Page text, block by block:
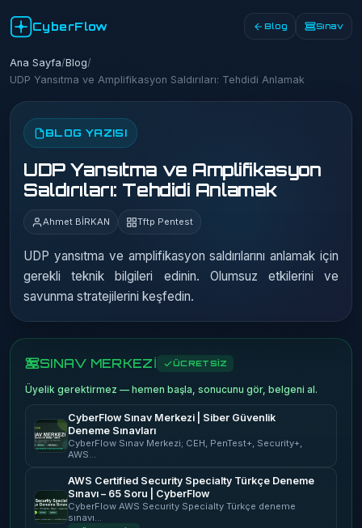
CyberFlow Blog Sınav
Ana Sayfa/Blog/
UDP Yansıtma ve Amplifikasyon Saldırıları: Tehdidi Anlamak
BLOG YAZISI
UDP Yansıtma ve Amplifikasyon
Saldırıları: Tehdidi Anlamak
Ahmet BİRKAN Tftp Pentest
UDP yansıtma ve amplifikasyon saldırılarını anlamak için
gerekli teknik bilgileri edinin. Olumsuz etkilerini ve
savunma stratejilerini keşfedin.
SINAV MERKEZİ ÜCRETSİZ
Üyelik gerektirmez — hemen başla, sonucunu gör, belgeni al.
CyberFlow Sınav Merkezi | Siber Güvenlik
Deneme Sınavları
CyberFlow Sınav Merkezi; CEH, PenTest+, Security+,
AWS…
AWS Certified Security Specialty Türkçe Deneme
Sınavı – 65 Soru | CyberFlow
CyberFlow AWS Security Specialty Türkçe deneme
sınavı…